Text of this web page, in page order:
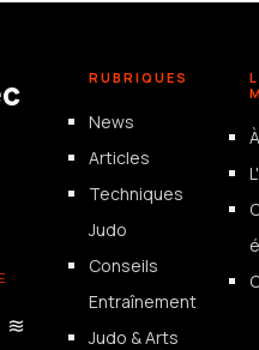
≋
RUBRIQUES
News
Articles
Techniques
Judo
Conseils
Entraînement
Judo & Arts